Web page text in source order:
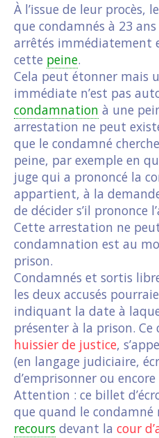
À l’issue de leur procès,
que condamnés à 23
arrêtés immédiatement
cette peine.
Cela peut étonner mais
immédiate n’est pas
condamnation à une
arrestation ne peut
que le condamné
peine, par exemple en
juge qui a prononcé la
appartient, à la
de décider s’il prononce
Cette arrestation ne
condamnation est au
prison.
Condamnés et sortis
les deux accusés
indiquant la date à
présenter à la prison.
huissier de justice,
(en langage judiciaire,
d’emprisonner ou encore
Attention : ce billet
que quand le condamné
recours devant la cour